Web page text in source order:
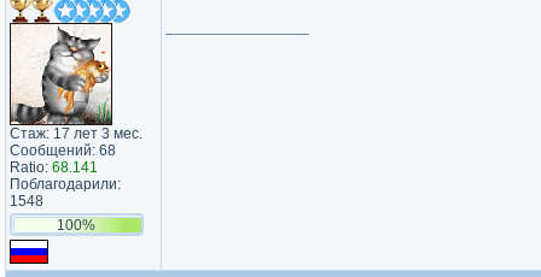
Стаж: 17 лет 3 мес.
Сообщений: 68
Ratio: 68.141
Поблагодарили:
1548
100%